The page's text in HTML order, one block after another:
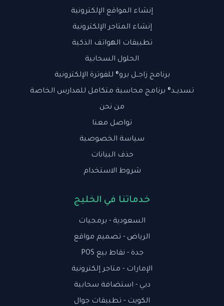
إنشاء المواقع الإلكترونية
إنشاء المتاجر الإلكترونية
تطبيقات الهواتف الذكية
الحلول السحابية
برنامج زاجــل برو® للفوترة الإلكترونية
تسديــد® برنامج محاسبة متكامل للمدارس الخاصة
من نحن
تواصل معنا
سياسة الخصوصية
حذف البيانات
شروط الاستخدام
خدماتنا في الخليج
السعودية - برمجيات
الرياض - تصميم مواقع
جدة - نقاط بيع POS
الإمارات - متاجر إلكترونية
دبي - استضافة سحابية
الكويت - تطبيقات جوال